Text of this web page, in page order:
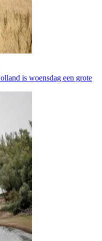
is woensdag een grote